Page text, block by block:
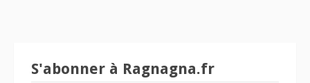
S'abonner à Ragnagna.fr